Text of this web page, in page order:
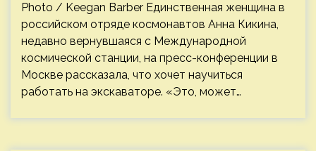
Photo / Keegan Barber Единственная женщина в
российском отряде космонавтов Анна Кикина,
недавно вернувшаяся с Международной
космической станции, на пресс-конференции в
Москве рассказала, что хочет научиться
работать на экскаваторе. «Это, может…